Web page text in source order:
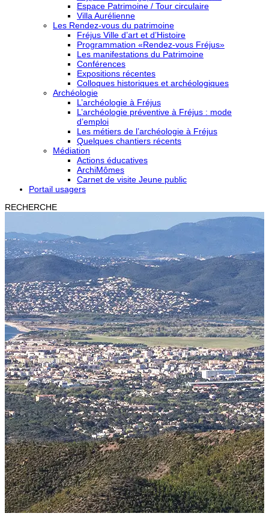
Espace Patrimoine / Tour circulaire
Villa Aurélienne
Les Rendez-vous du patrimoine
Fréjus Ville d’art et d’Histoire
Programmation «Rendez-vous Fréjus»
Les manifestations du Patrimoine
Conférences
Expositions récentes
Colloques historiques et archéologiques
Archéologie
L’archéologie à Fréjus
L’archéologie préventive à Fréjus : mode
d’emploi
Les métiers de l’archéologie à Fréjus
Quelques chantiers récents
Médiation
Actions éducatives
ArchiMômes
Carnet de visite Jeune public
Portail usagers
RECHERCHE